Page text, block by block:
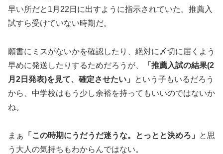
早い所だと1月22日に出すように指示されていた。推薦入
試すら受けていない時期だ。
願書にミスがないかを確認したり、絶対に〆切に届くよう
早めに発送したりするためだろうが、
「推薦入試の結果(2
月2日発表)を見て、確定させたい」
という子もいるだろう
から、中学校はもう少し余裕を持ってもいいのではないか
ね。
まぁ 「この時期にうだうだ迷うな。とっとと決めろ」
と思
う大人の気持ちもわからんではない。